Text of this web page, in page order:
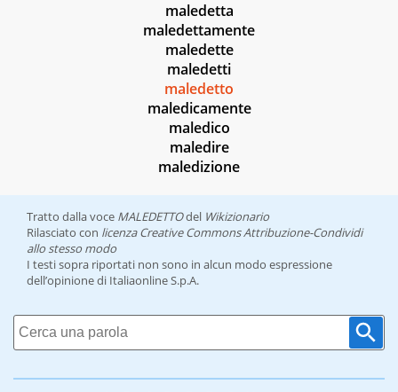
maledetta
maledettamente
maledette
maledetti
maledetto
maledicamente
maledico
maledire
maledizione
Tratto dalla voce MALEDETTOdel Wikizionario
Rilasciato con licenza Creative Commons Attribuzione-Condividi
allo stesso modo
I testi sopra riportati non sono in alcun modo espressione
dell’opinione di Italiaonline S.p.A.